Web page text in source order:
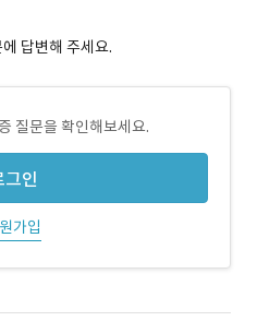
답변해 주세요.
질문을 확인해보세요.
그인
가입